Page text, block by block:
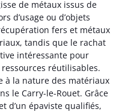
de métaux issus de
d’usage ou d’objets
fers et métaux
tandis que le rachat
intéressante pour
réutilisables.
à la nature des matériaux
le Carry-le-Rouet. Grâce
d’un épaviste qualifiés,